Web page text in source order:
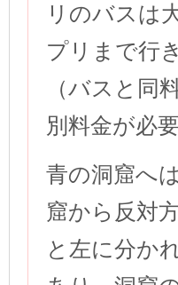
リのバスは
プリまで行
（バスと同
別料金が必
青の洞窟へ
窟から反対
と左に分か